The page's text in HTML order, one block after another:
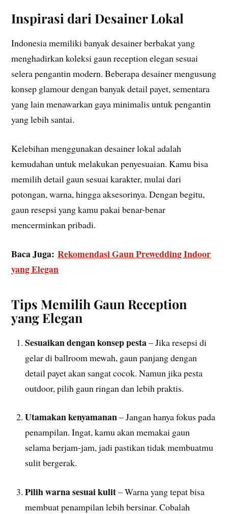
Inspirasi dari Desainer Lokal
Indonesia memiliki banyak desainer berbakat yang
menghadirkan koleksi gaun reception elegan sesuai
selera pengantin modern. Beberapa desainer mengusung
konsep glamour dengan banyak detail payet, sementara
yang lain menawarkan gaya minimalis untuk pengantin
yang lebih santai.
Kelebihan menggunakan desainer lokal adalah
kemudahan untuk melakukan penyesuaian. Kamu bisa
memilih detail gaun sesuai karakter, mulai dari
potongan, warna, hingga aksesorinya. Dengan begitu,
gaun resepsi yang kamu pakai benar-benar
mencerminkan pribadi.
Baca Juga:Rekomendasi Gaun Prewedding Indoor
yang Elegan
Tips Memilih Gaun Reception
yang Elegan
Sesuaikan dengan konsep pesta– Jika resepsi di
gelar di ballroom mewah, gaun panjang dengan
detail payet akan sangat cocok. Namun jika pesta
outdoor, pilih gaun ringan dan lebih praktis.
Utamakan kenyamanan– Jangan hanya fokus pada
penampilan. Ingat, kamu akan memakai gaun
selama berjam-jam, jadi pastikan tidak membuatmu
sulit bergerak.
Pilih warna sesuai kulit– Warna yang tepat bisa
membuat penampilan lebih bersinar. Cobalah